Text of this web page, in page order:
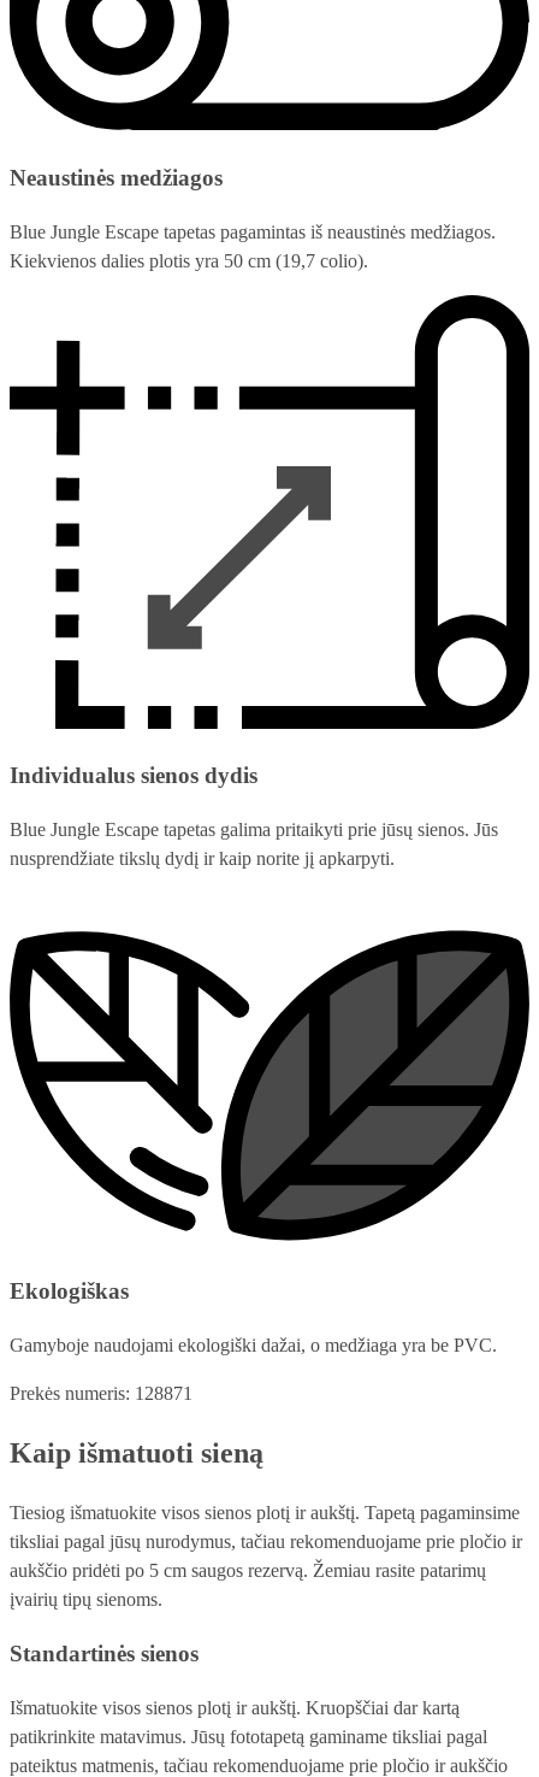
Neaustinės medžiagos
Blue Jungle Escape tapetas pagamintas iš neaustinės medžiagos.
Kiekvienos dalies plotis yra 50 cm (19,7 colio).
Individualus sienos dydis
Blue Jungle Escape tapetas galima pritaikyti prie jūsų sienos. Jūs
nusprendžiate tikslų dydį ir kaip norite jį apkarpyti.
Ekologiškas
Gamyboje naudojami ekologiški dažai, o medžiaga yra be PVC.
Prekės numeris: 128871
Kaip išmatuoti sieną
Tiesiog išmatuokite visos sienos plotį ir aukštį. Tapetą pagaminsime
tiksliai pagal jūsų nurodymus, tačiau rekomenduojame prie pločio ir
aukščio pridėti po 5 cm saugos rezervą. Žemiau rasite patarimų
įvairių tipų sienoms.
Standartinės sienos
Išmatuokite visos sienos plotį ir aukštį. Kruopščiai dar kartą
patikrinkite matavimus. Jūsų fototapetą gaminame tiksliai pagal
pateiktus matmenis, tačiau rekomenduojame prie pločio ir aukščio